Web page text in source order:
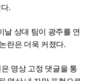
.
날 상대 팀이 광주를 연
란은 더욱 커졌다.
영상 고정 댓글을 통